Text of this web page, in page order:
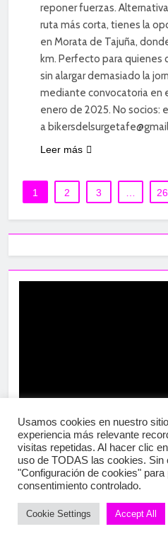
reponer fuerzas.
ruta más corta, tienes la
en Morata de Tajuña,
km. Perfecto para quienes
sin alargar demasiado la
mediante convocatoria en
enero de 2025. No socios:
a
Leer más
1 2 3 26
Usamos cookies en nuestro
experiencia más relevante
visitas repetidas. Al hacer clic
uso de TODAS las cookies. Sin
"Configuración de cookies" para
consentimiento controlado.
Cookie Settings Accept All